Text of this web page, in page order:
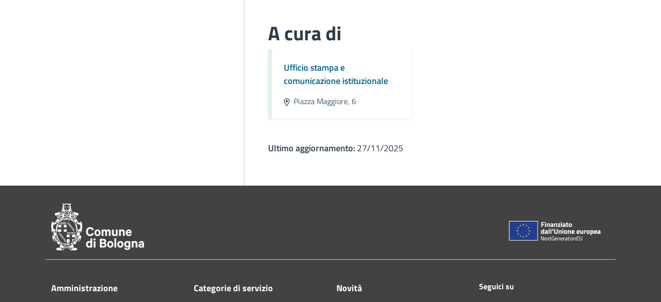
A cura di
Ufficio stampa e
comunicazione istituzionale
Piazza Maggiore, 6
Ultimo aggiornamento:27/11/2025
Pié di pagina di Comune di Bologna
Amministrazione
Categorie di servizio
Novità
Seguici su